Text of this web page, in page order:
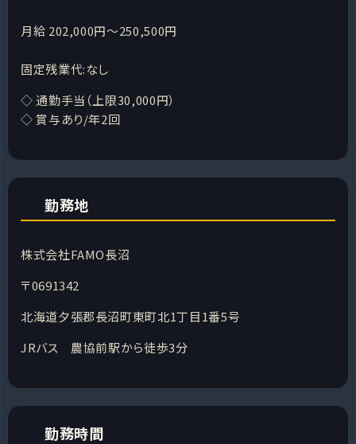
月給 202,000円～250,500円
固定残業代:なし
◇ 通勤手当（上限30,000円）
◇ 賞与あり/年2回
勤務地
株式会社FAMO長沼
〒0691342
北海道夕張郡長沼町東町北1丁目1番5号
JRバス 農協前駅から徒歩3分
勤務時間